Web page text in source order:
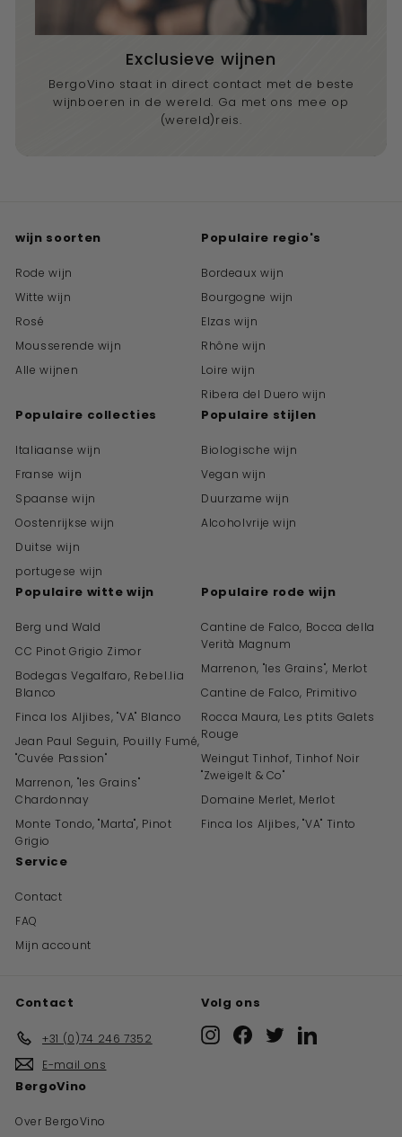
Exclusieve wijnen
BergoVino staat in direct contact met de beste
wijnboeren in de wereld. Ga met ons mee op
(wereld)reis.
wijn soorten
Rode wijn
Witte wijn
Rosé
Mousserende wijn
Alle wijnen
Populaire regio's
Bordeaux wijn
Bourgogne wijn
Elzas wijn
Rhône wijn
Loire wijn
Ribera del Duero wijn
Populaire collecties
Italiaanse wijn
Franse wijn
Spaanse wijn
Oostenrijkse wijn
Duitse wijn
portugese wijn
Populaire stijlen
Biologische wijn
Vegan wijn
Duurzame wijn
Alcoholvrije wijn
Populaire witte wijn
Berg und Wald
CC Pinot Grigio Zimor
Bodegas Vegalfaro, Rebel.lia
Blanco
Finca los Aljibes, "VA" Blanco
Jean Paul Seguin, Pouilly Fumé,
"Cuvée Passion"
Marrenon, "les Grains"
Chardonnay
Monte Tondo, "Marta", Pinot
Grigio
Populaire rode wijn
Cantine de Falco, Bocca della
Verità Magnum
Marrenon, "les Grains", Merlot
Cantine de Falco, Primitivo
Rocca Maura, Les ptits Galets
Rouge
Weingut Tinhof, Tinhof Noir
"Zweigelt & Co"
Domaine Merlet, Merlot
Finca los Aljibes, "VA" Tinto
Service
Contact
FAQ
Mijn account
Contact
+31 (0)74 246 7352
E-mail ons
Volg ons
InstagramFacebook
Twitter
BergoVino
Over BergoVino